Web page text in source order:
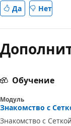
Да
Нет
Обучение
Модуль
Знакомство с
Знакомство с